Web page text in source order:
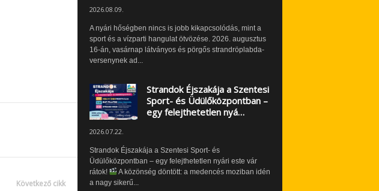
Következő cikk
2026.08.09.
A nyári hőségben nincs is jobb kikapcsolódás, mint a
sport és a vízparti hangulat ötvözése. 2026. augusztus
16-án, vasárnap látványos és pörgős strandröplabda-
versenynek ad...
Strandok Éjszakája a Szentesi
Sport- és Üdülőközpontban –
egy felejthetetlen nyá…
2026.07.22.
Strandok Éjszakája a Szentesi Sport- és
Üdülőközpontban – egy felejthetetlen nyári este vár
rátok!
A közönség döntött: a medencés moziban idén
a nagy sikerű...